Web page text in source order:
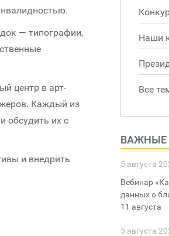
— типографии,
центр в арт-
Каждый из
обсудить их с
и внедрить
Наши
Все
ВАЖНЫЕ
5 августа
Вебинар
данных о
11 августа
5 августа